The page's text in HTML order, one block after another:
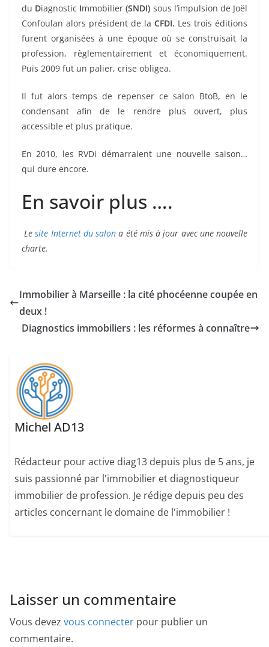
du Diagnostic Immobilier(SNDI) sous l’impulsion de Joël
Confoulan alors président de la CFDI. Les trois éditions
furent organisées à une époque où se construisait la
profession, règlementairement et économiquement.
Puis 2009 fut un palier, crise obligea.
Il fut alors temps de repenser ce salon BtoB, en le
condensant afin de le rendre plus ouvert, plus
accessible et plus pratique.
En 2010, les RVDi démarraient une nouvelle saison…
qui dure encore.
En savoir plus ….
Lesite Internet du salona été mis à jour avec une nouvelle
charte.
Immobilier à Marseille : la cité phocéenne coupée en
deux !
Diagnostics immobiliers : les réformes à connaître
Michel AD13
Rédacteur pour active diag13 depuis plus de 5 ans, je
suis passionné par l'immobilier et diagnostiqueur
immobilier de profession. Je rédige depuis peu des
articles concernant le domaine de l'immobilier !
Laisser un commentaire
Vous devez vous connecter pour publier un
commentaire.